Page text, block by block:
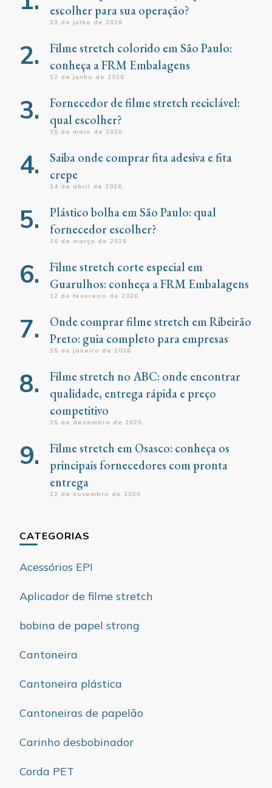
escolher para sua operação?
13 de julho de 2026
Filme stretch colorido em São Paulo:
conheça a FRM Embalagens
12 de junho de 2026
Fornecedor de filme stretch reciclável:
qual escolher?
15 de maio de 2026
Saiba onde comprar fita adesiva e fita
crepe
14 de abril de 2026
Plástico bolha em São Paulo: qual
fornecedor escolher?
16 de março de 2026
Filme stretch corte especial em
Guarulhos: conheça a FRM Embalagens
12 de fevereiro de 2026
Onde comprar filme stretch em Ribeirão
Preto: guia completo para empresas
15 de janeiro de 2026
Filme stretch no ABC: onde encontrar
qualidade, entrega rápida e preço
competitivo
15 de dezembro de 2025
Filme stretch em Osasco: conheça os
principais fornecedores com pronta
entrega
12 de novembro de 2025
CATEGORIAS
Acessórios EPI
Aplicador de filme stretch
bobina de papel strong
Cantoneira
Cantoneira plástica
Cantoneiras de papelão
Carinho desbobinador
Corda PET